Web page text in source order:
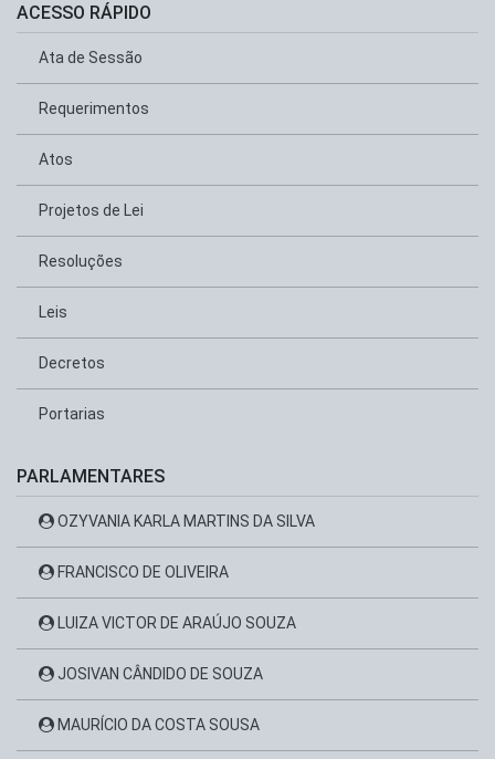
ACESSO RÁPIDO
Ata de Sessão
Requerimentos
Atos
Projetos de Lei
Resoluções
Leis
Decretos
Portarias
PARLAMENTARES
OZYVANIA KARLA MARTINS DA SILVA
FRANCISCO DE OLIVEIRA
LUIZA VICTOR DE ARAÚJO SOUZA
JOSIVAN CÂNDIDO DE SOUZA
MAURÍCIO DA COSTA SOUSA